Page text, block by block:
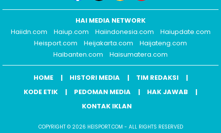
HAI MEDIA NETWORK
Haiidn.com
Haiup.com Haiindonesia.com
Haiupdate.com
Heisport.com
Heijakarta.com
Haijateng.com
Haibanten.com
Haisumatera.com
HOME HISTORI MEDIA
TIM REDAKSI
KODE ETIK
PEDOMAN MEDIA
HAK JAWAB
KONTAK IKLAN
COPYRIGHT © 2026 HEISPORT.COM - ALL RIGHTS RESERVED